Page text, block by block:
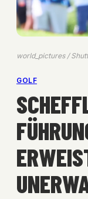
world_pictures /
GOLF